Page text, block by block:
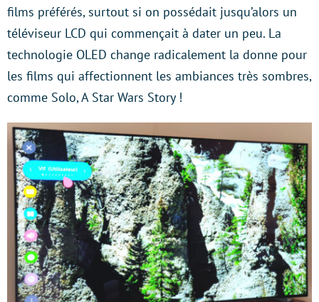
films préférés, surtout si on possédait jusqu’alors un
téléviseur LCD qui commençait à dater un peu. La
technologie OLED change radicalement la donne pour
les films qui affectionnent les ambiances très sombres,
comme Solo, A Star Wars Story !